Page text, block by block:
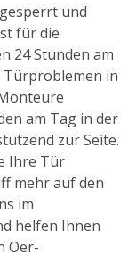
und
für die
24 Stunden am
Türproblemen in
am Tag in der
zur Seite.
Ihre Tür
mehr auf den
im
helfen Ihnen
Oer-